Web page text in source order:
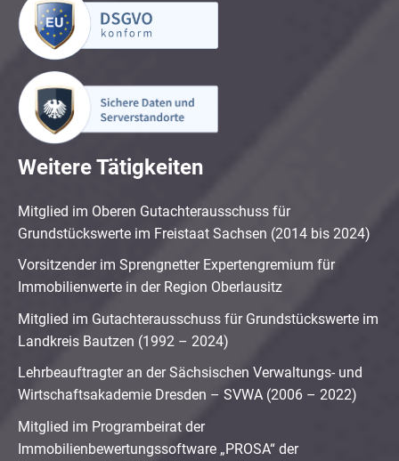
Weitere Tätigkeiten
Mitglied im Oberen Gutachterausschuss für
Grundstückswerte im Freistaat Sachsen (2014 bis 2024)
Vorsitzender im Sprengnetter Expertengremium für
Immobilienwerte in der Region Oberlausitz
Mitglied im Gutachterausschuss für Grundstückswerte im
Landkreis Bautzen (1992 – 2024)
Lehrbeauftragter an der Sächsischen Verwaltungs- und
Wirtschaftsakademie Dresden – SVWA (2006 – 2022)
Mitglied im Programbeirat der
Immobilienbewertungssoftware „PROSA“ der